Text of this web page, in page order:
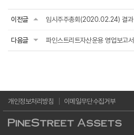
이전글 임시주주총회(2020.02.24) 결과
다음글 파인스트리트자산운용 영업보고
개인정보처리방침 이메일무단수집거부